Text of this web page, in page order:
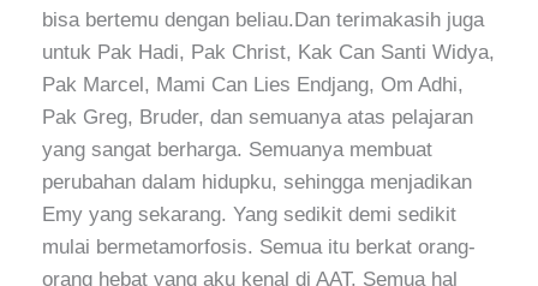
bisa bertemu dengan beliau.Dan terimakasih juga
untuk Pak Hadi, Pak Christ, Kak Can Santi Widya,
Pak Marcel, Mami Can Lies Endjang, Om Adhi,
Pak Greg, Bruder, dan semuanya atas pelajaran
yang sangat berharga. Semuanya membuat
perubahan dalam hidupku, sehingga menjadikan
Emy yang sekarang. Yang sedikit demi sedikit
mulai bermetamorfosis. Semua itu berkat orang-
orang hebat yang aku kenal di AAT. Semua hal